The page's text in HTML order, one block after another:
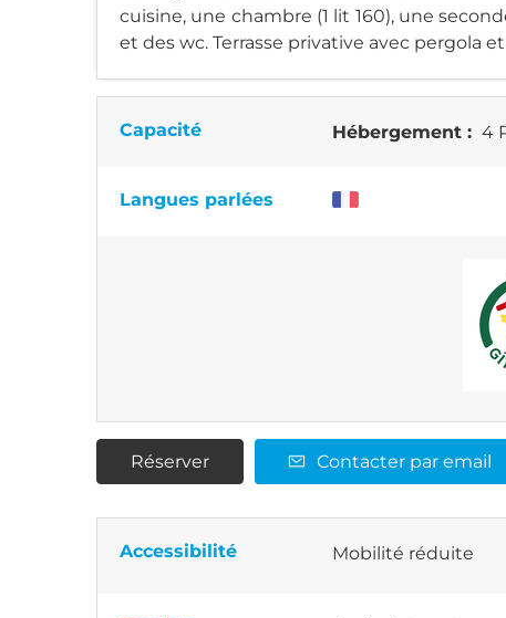
cuisine, une chambre (1 lit 160), une
et des wc. Terrasse privative avec pergola
Capacité Hébergement : 4
Langues parlées
Réserver Contacter par email
Accessibilité Mobilité réduite